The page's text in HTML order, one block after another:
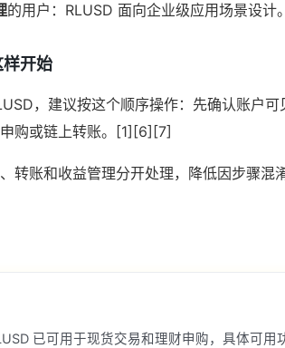
的用户：RLUSD 面向企业级应用场景设
开始
，建议按这个顺序操作：先确认账户
购或链上转账。[1][6][7]
转账和收益管理分开处理，降低因步骤
已可用于现货交易和理财申购，具体可用